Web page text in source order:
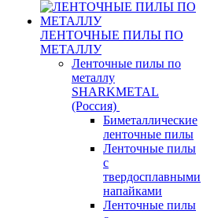
ЛЕНТОЧНЫЕ ПИЛЫ ПО
МЕТАЛЛУ
Ленточные пилы по
металлу
SHARKMETAL
(Россия)
Биметаллические
ленточные пилы
Ленточные пилы
с
твердосплавными
напайками
Ленточные пилы